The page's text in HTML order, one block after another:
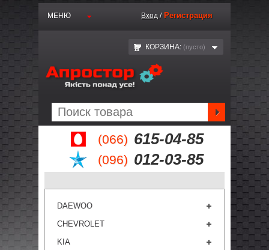
(066) 615-04-85
(096) 012-03-85
МЕНЮ Вход / Регистрация
КОРЗИНА: (пустo)
DAEWOO
CHEVROLET
KIA